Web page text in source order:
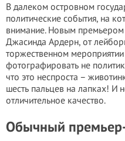
В далеком островном
политические события, на
внимание. Новым
Джасинда Ардерн, от
торжественном
фотографировать не
что это неспроста –
шесть пальцев на лапках! И
отличительное качество.
Обычный